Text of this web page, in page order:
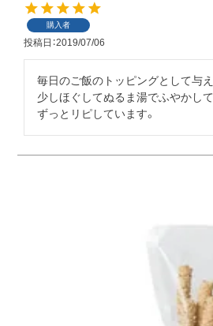
購入者
投稿日 2019/07/06
毎日のご飯のトッピングとして与え
少しほぐしてぬるま湯でふやかして
ずっとリピしています。